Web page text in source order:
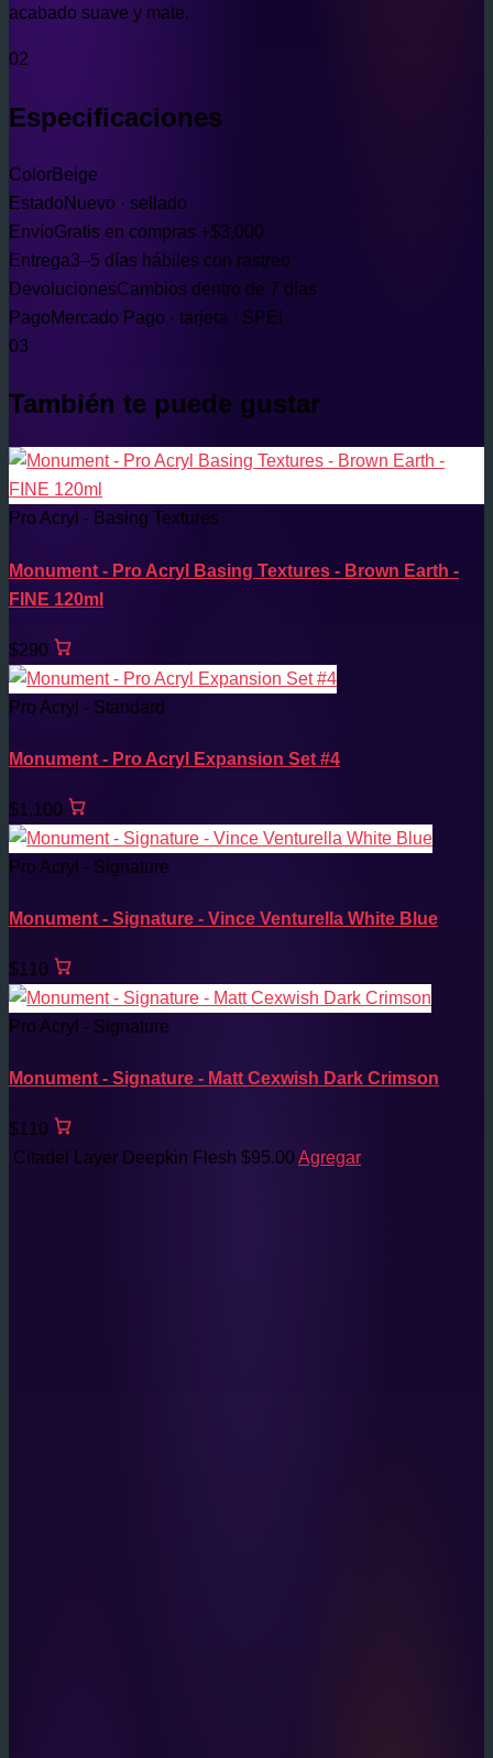
acabado suave y mate.
02
Especificaciones
ColorBeige
EstadoNuevo · sellado
EnvíoGratis en compras +$3,000
Entrega3–5 días hábiles con rastreo
DevolucionesCambios dentro de 7 días
PagoMercado Pago · tarjeta · SPEI
03
También te puede gustar
Pro Acryl - Basing Textures
Monument - Pro Acryl Basing Textures - Brown Earth -
FINE 120ml
$290
Pro Acryl - Standard
Monument - Pro Acryl Expansion Set #4
$1,100
Pro Acryl - Signature
Monument - Signature - Vince Venturella White Blue
$110
Pro Acryl - Signature
Monument - Signature - Matt Cexwish Dark Crimson
$110
Citadel Layer Deepkin Flesh $95.00 Agregar